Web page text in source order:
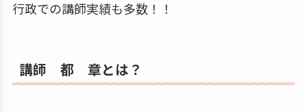
行政での講師実績も多数！！
講師 都 章とは？